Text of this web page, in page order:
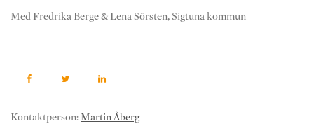
Med Fredrika Berge & Lena Sörsten, Sigtuna kommun
Kontaktperson: Martin Åberg